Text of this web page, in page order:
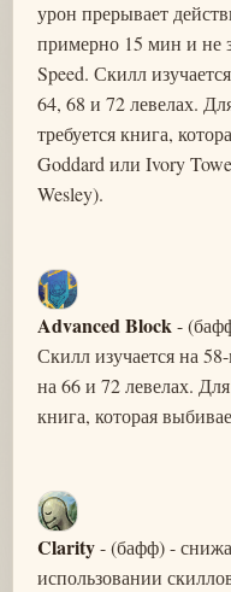
урон прерывает
примерно 15 мин и не
Speed. Скилл
64, 68 и 72 левелах.
требуется книга,
Goddard или Ivory
Wesley).
Advanced Block -
Скилл изучается на
на 66 и 72 левелах.
книга, которая
Clarity- (бафф) -
использовании